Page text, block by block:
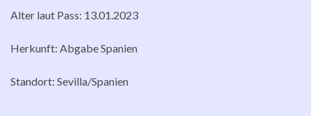
Alter laut Pass: 13.01.2023
Herkunft: Abgabe Spanien
Standort: Sevilla/Spanien